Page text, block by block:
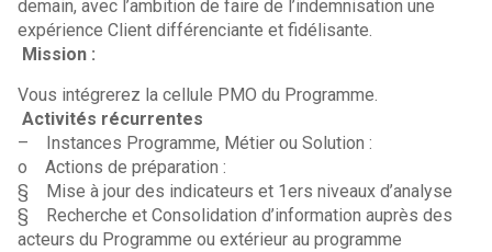
demain, avec l’ambition de faire de l’indemnisation une
expérience Client différenciante et fidélisante.
Mission :
Vous intégrerez la cellule PMO du Programme.
Activités récurrentes
– Instances Programme, Métier ou Solution :
o Actions de préparation :
§ Mise à jour des indicateurs et 1ers niveaux d’analyse
§ Recherche et Consolidation d’information auprès des
acteurs du Programme ou extérieur au programme